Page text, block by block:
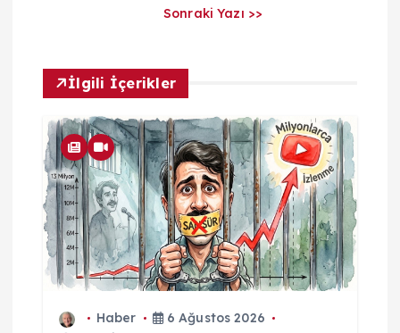
m
Sonraki Yazı >>
İlgili İçerikler
Haber
6 Ağustos 2026